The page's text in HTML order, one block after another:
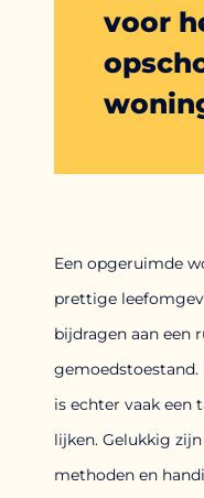
voor
Een opgeruimde
prettige
bijdragen aan een
gemoedstoestand.
is echter vaak een
lijken. Gelukkig
methoden en